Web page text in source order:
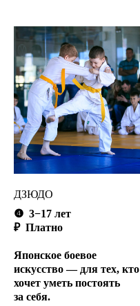
ДЗЮДО
❹ 3−17 лет
₽ Платно
Японское боевое
искусство — для тех, кто
хочет уметь постоять
за себя.